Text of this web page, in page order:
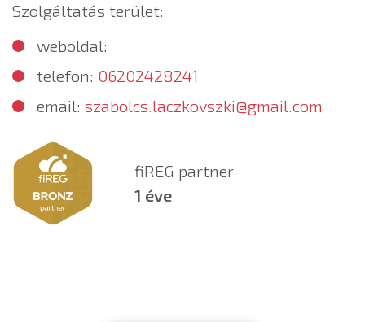
Szolgáltatás terület:
weboldal:
telefon: 06202428241
email: szabolcs.laczkovszki@gmail.com
fiREG partner
1 éve